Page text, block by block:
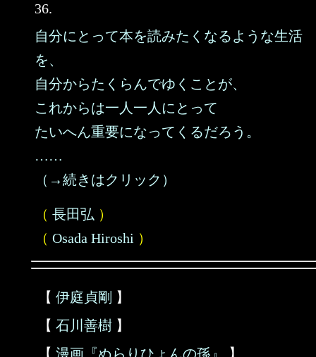
36.
自分にとって本を読みたくなるような生活
を、
自分からたくらんでゆくことが、
これからは一人一人にとって
たいへん重要になってくるだろう。
……
（→続きはクリック）
（ 長田弘 ）
（ Osada Hiroshi ）
【 伊庭貞剛 】
【 石川善樹 】
【 漫画『ぬらりひょんの孫』
】